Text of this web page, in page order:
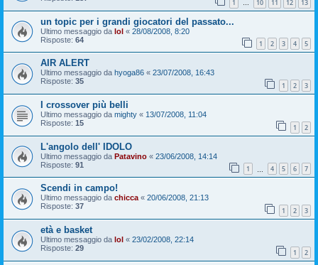
1 … 10 11 12 13
un topic per i grandi giocatori del passato...
Ultimo messaggio da lol « 28/08/2008, 8:20
Risposte: 64 1 2 3 4 5
AIR ALERT
Ultimo messaggio da hyoga86 « 23/07/2008, 16:43
Risposte: 35 1 2 3
I crossover più belli
Ultimo messaggio da mighty « 13/07/2008, 11:04
Risposte: 15 1 2
L'angolo dell' IDOLO
Ultimo messaggio da Patavino « 23/06/2008, 14:14
Risposte: 91 1 4 5 6 7
Scendi in campo!
Ultimo messaggio da chicca « 20/06/2008, 21:13
Risposte: 37 1 2 3
età e basket
Ultimo messaggio da lol « 23/02/2008, 22:14
Risposte: 29 1 2